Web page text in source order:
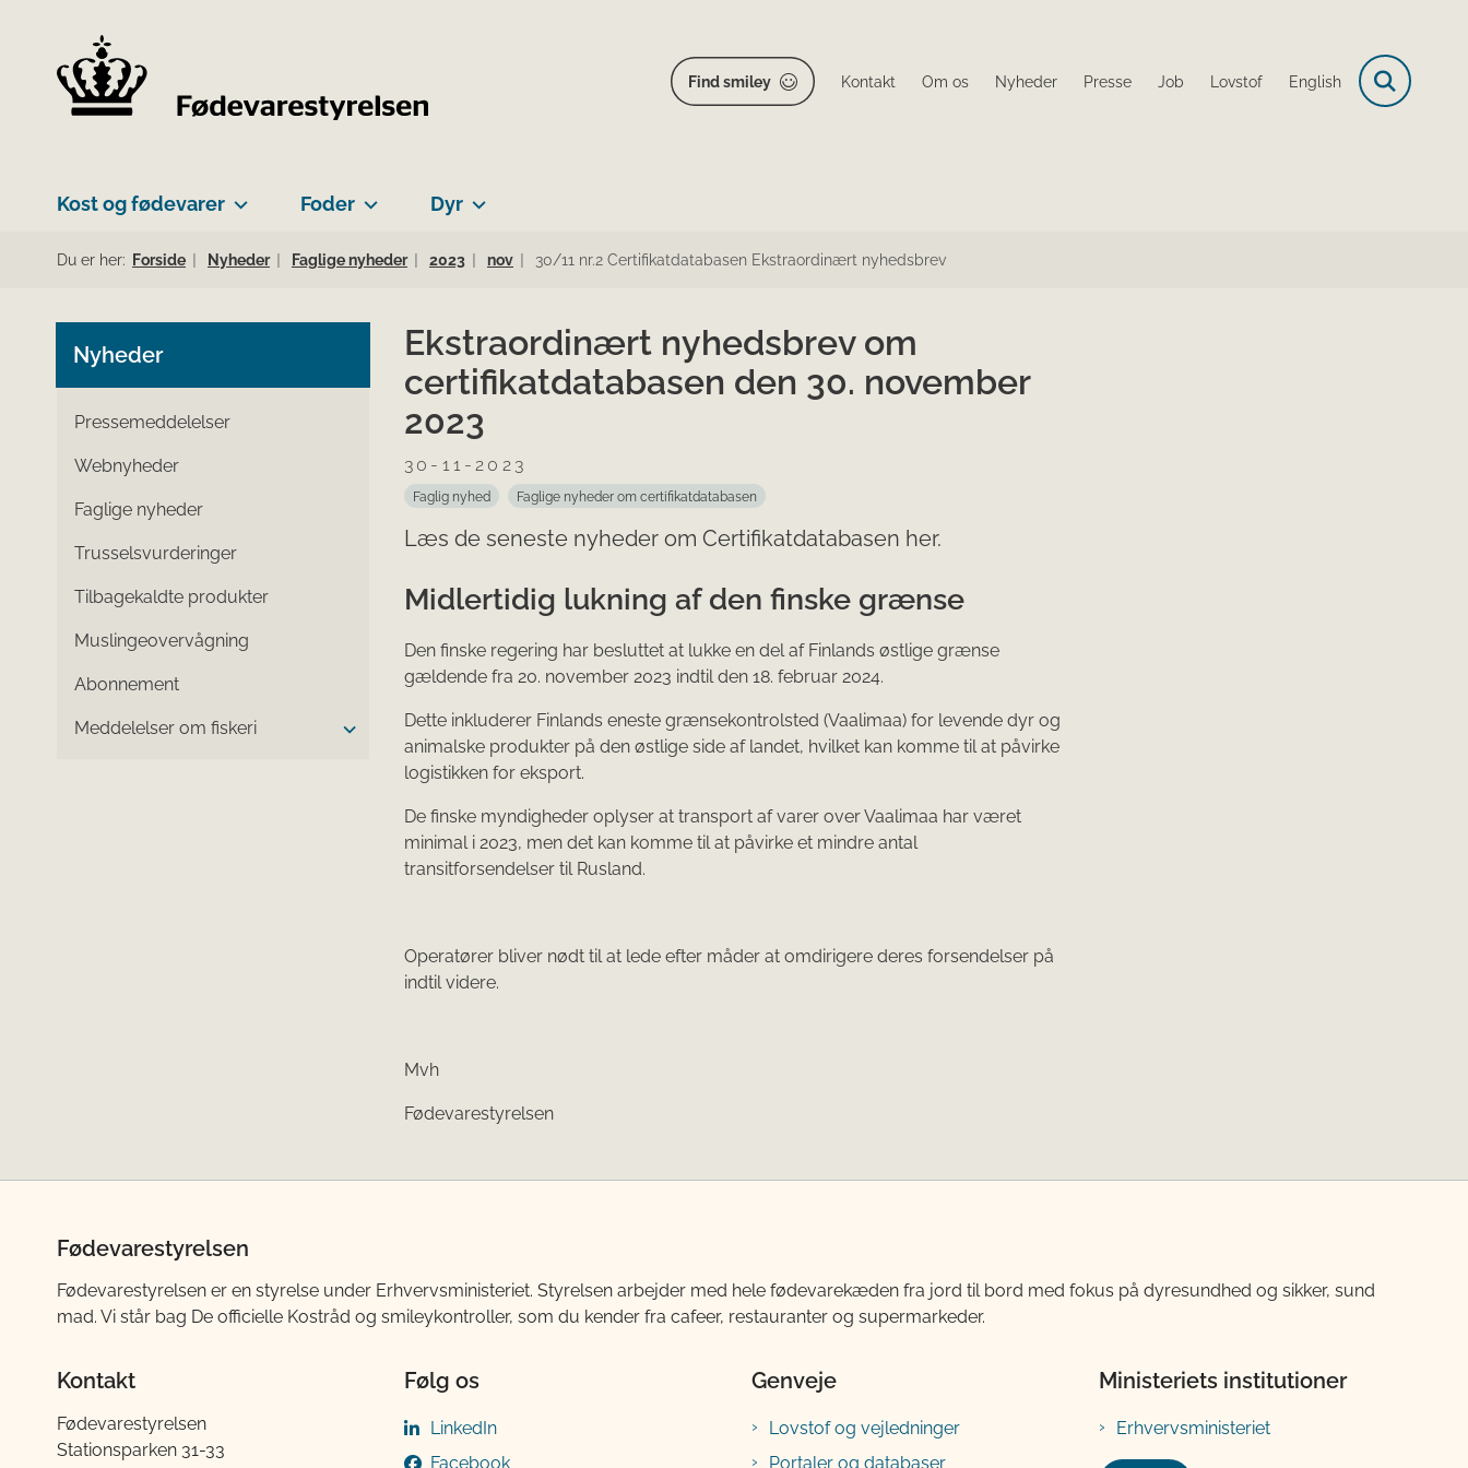
Find smiley Kontakt Om os Nyheder Presse Job Lovstof English
Kost og fødevarer Foder Dyr
Du er her: Forside Nyheder Faglige nyheder 2023 nov 30/11 nr.2 Certifikatdatabasen Ekstraordinært nyhedsbrev
Nyheder
Pressemeddelelser
Webnyheder
Faglige nyheder
Trusselsvurderinger
Tilbagekaldte produkter
Muslingeovervågning
Abonnement
Meddelelser om fiskeri
Ekstraordinært nyhedsbrev om
certifikatdatabasen den 30. november
2023
30-11-2023
Faglig nyhed Faglige nyheder om certifikatdatabasen
Læs de seneste nyheder om Certifikatdatabasen her.
Midlertidig lukning af den finske grænse
Den finske regering har besluttet at lukke en del af Finlands østlige grænse
gældende fra 20. november 2023 indtil den 18. februar 2024.
Dette inkluderer Finlands eneste grænsekontrolsted (Vaalimaa) for levende dyr og
animalske produkter på den østlige side af landet, hvilket kan komme til at påvirke
logistikken for eksport.
De finske myndigheder oplyser at transport af varer over Vaalimaa har været
minimal i 2023, men det kan komme til at påvirke et mindre antal
transitforsendelser til Rusland.
Operatører bliver nødt til at lede efter måder at omdirigere deres forsendelser på
indtil videre.
Mvh
Fødevarestyrelsen
Fødevarestyrelsen
Fødevarestyrelsen er en styrelse under Erhvervsministeriet. Styrelsen arbejder med hele fødevarekæden fra jord til bord med fokus på dyresundhed og sikker, sund
mad. Vi står bag De officielle Kostråd og smileykontroller, som du kender fra cafeer, restauranter og supermarkeder.
Kontakt
Fødevarestyrelsen
Stationsparken 31-33
Følg os
LinkedIn
Facebook
Genveje
Lovstof og vejledninger
Portaler og databaser
Ministeriets institutioner
Erhvervsministeriet